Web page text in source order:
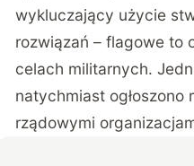
wykluczający użycie
rozwiązań – flagowe to
celach militarnych.
natychmiast
rządowymi